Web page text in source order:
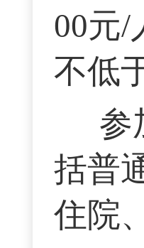
00元/
不低
参
括普
住院